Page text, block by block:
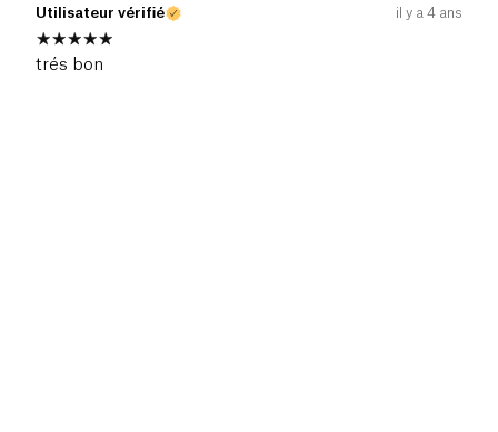
Utilisateur vérifié il y a 4 ans
trés bon